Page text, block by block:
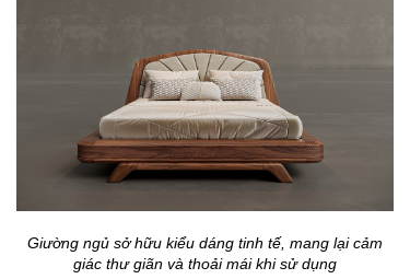
Giường ngủ sở hữu kiểu dáng tinh tế, mang lại cảm
giác thư giãn và thoải mái khi sử dụng